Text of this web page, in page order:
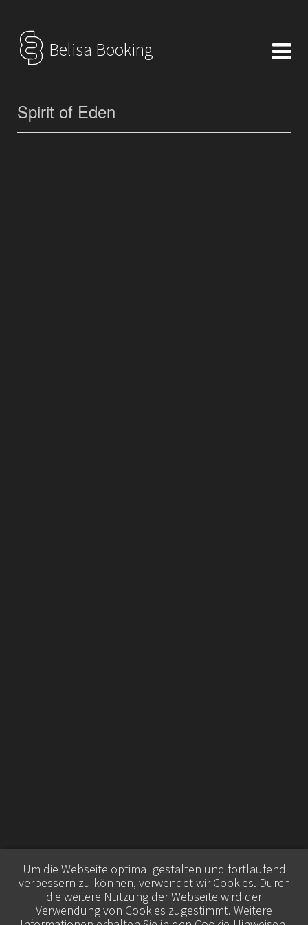
Belisa Booking
Spirit of Eden
Um die Webseite optimal gestalten und fortlaufend
verbessern zu können, verwendet wir Cookies. Durch
die weitere Nutzung der Webseite wird der
Verwendung von Cookies zugestimmt. Weitere